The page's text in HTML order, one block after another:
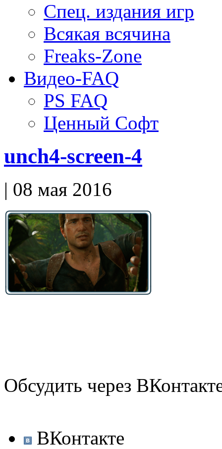
Спец. издания игр
Всякая всячина
Freaks-Zone
Видео-FAQ
PS FAQ
Ценный Софт
unch4-screen-4
| 08 мая 2016
Обсудить через
ВКонтакте